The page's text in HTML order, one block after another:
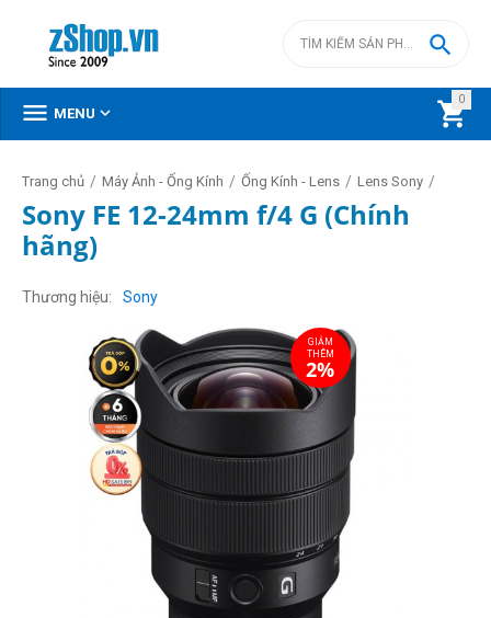
0


 MENU 
Trang chủ / Máy Ảnh - Ống Kính / Ống Kính - Lens / Lens Sony /
Sony FE 12-24mm f/4 G (Chính
hãng)
Thương hiệu Sony